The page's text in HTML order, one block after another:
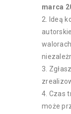
marca
Ideą
Czas
może